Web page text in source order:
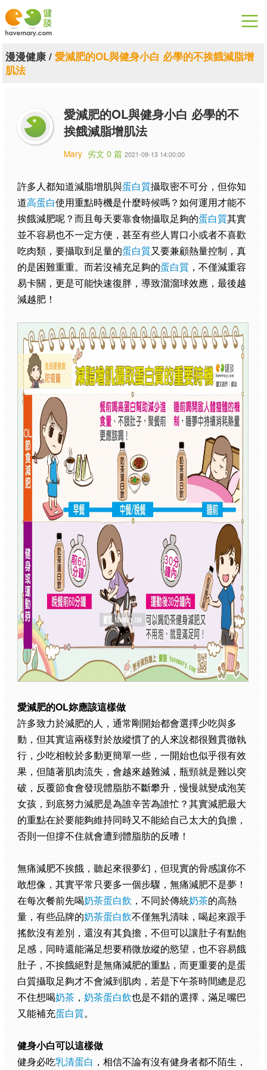
漫漫健康
關於健談
聯絡我們
漫漫健康/ 愛減肥的OL與健身小白 必學的不挨餓減脂增
肌法
愛減肥的OL與健身小白 必學的不
挨餓減脂增肌法
Mary 劣文 0 篇 2021-09-13 14:00:00
許多人都知道減脂增肌與蛋白質攝取密不可分，但你知
道高蛋白使用重點時機是什麼時候嗎？如何運用才能不
挨餓減肥呢？而且每天要靠食物攝取足夠的蛋白質其實
並不容易也不一定方便，甚至有些人胃口小或者不喜歡
吃肉類，要攝取到足量的蛋白質又要兼顧熱量控制，真
的是困難重重。而若沒補充足夠的蛋白質，不僅減重容
易卡關，更是可能快速復胖，導致溜溜球效應，最後越
減越肥！
愛減肥的OL妳應該這樣做
許多致力於減肥的人，通常剛開始都會選擇少吃與多
動，但其實這兩樣對於放縱慣了的人來說都很難貫徹執
行，少吃相較於多動更簡單一些，一開始也似乎很有效
果，但隨著肌肉流失，會越來越難減，瓶頸就是難以突
破，反覆節食會發現體脂肪不斷攀升，慢慢就變成泡芙
女孩，到底努力減肥是為誰辛苦為誰忙？其實減肥最大
的重點在於要能夠維持同時又不能給自己太大的負擔，
否則一但撐不住就會遭到體脂肪的反嗜！
無痛減肥不挨餓，聽起來很夢幻，但現實的骨感讓你不
敢想像，其實平常只要多一個步驟，無痛減肥不是夢！
在每次餐前先喝奶茶蛋白飲 ，不同於傳統奶茶的高熱
量，有些品牌的奶茶蛋白飲不僅無乳清味，喝起來跟手
搖飲沒有差別，還沒有其負擔，不但可以讓肚子有點飽
足感，同時還能滿足想要稍微放縱的慾望，也不容易餓
肚子，不挨餓絕對是無痛減肥的重點，而更重要的是蛋
白質攝取足夠才不會減到肌肉，若是下午茶時間總是忍
不住想喝奶茶， 奶茶蛋白飲也是不錯的選擇，滿足嘴巴
又能補充蛋白質。
健身小白可以這樣做
健身必吃乳清蛋白 ，相信不論有沒有健身者都不陌生，